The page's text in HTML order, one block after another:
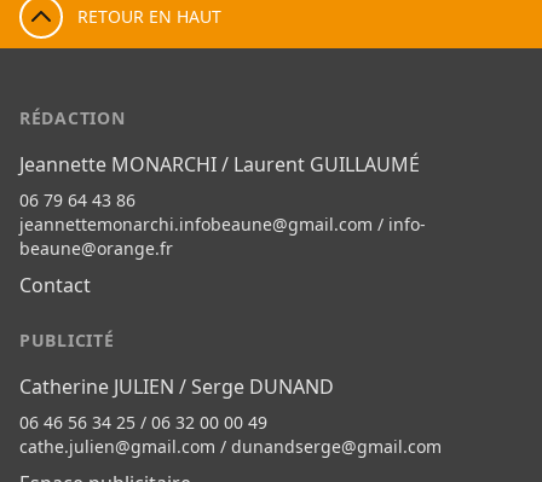
RETOUR EN HAUT
RÉDACTION
Jeannette MONARCHI / Laurent GUILLAUMÉ
06 79 64 43 86
jeannettemonarchi.infobeaune@gmail.com / info-
beaune@orange.fr
Contact
PUBLICITÉ
Catherine JULIEN / Serge DUNAND
06 46 56 34 25 / 06 32 00 00 49
cathe.julien@gmail.com / dunandserge@gmail.com